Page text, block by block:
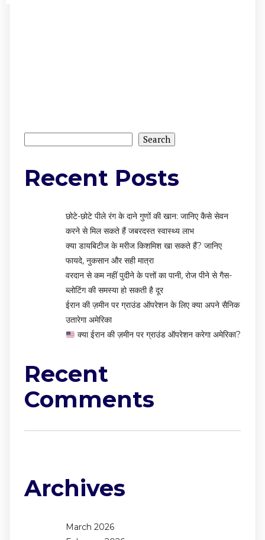
Search
Recent Posts
छोटे-छोटे पीले रंग के दाने गुणों की खान: जानिए कैसे सेवन
करने से मिल सकते हैं जबरदस्त स्वास्थ्य लाभ
क्या डायबिटीज के मरीज किशमिश खा सकते हैं? जानिए
फायदे, नुकसान और सही मात्रा
वरदान से कम नहीं पुदीने के पत्तों का पानी, रोज पीने से गैस-
ब्लोटिंग की समस्या हो सकती है दूर
ईरान की ज़मीन पर ग्राउंड ऑपरेशन के लिए क्या अपने सैनिक
उतारेगा अमेरिका
क्या ईरान की ज़मीन पर ग्राउंड ऑपरेशन करेगा अमेरिका?
Recent
Comments
Archives
March 2026